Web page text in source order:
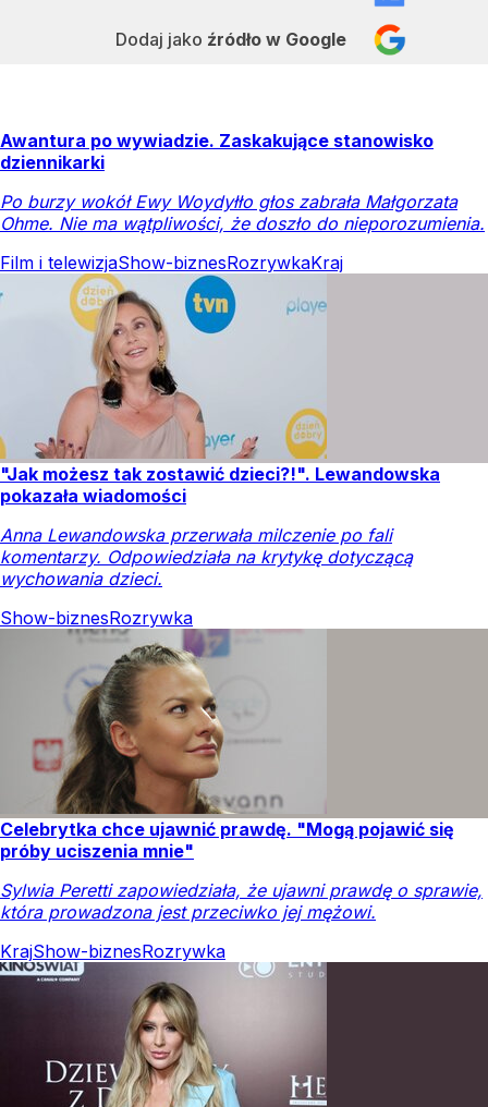
Dodaj jako źródło w Google
Awantura po wywiadzie. Zaskakujące stanowisko
dziennikarki
Po burzy wokół Ewy Woydyłło głos zabrała Małgorzata
Ohme. Nie ma wątpliwości, że doszło do nieporozumienia.
Film i telewizjaShow-biznesRozrywkaKraj
"Jak możesz tak zostawić dzieci?!". Lewandowska
pokazała wiadomości
Anna Lewandowska przerwała milczenie po fali
komentarzy. Odpowiedziała na krytykę dotyczącą
wychowania dzieci.
Show-biznesRozrywka
Celebrytka chce ujawnić prawdę. "Mogą pojawić się
próby uciszenia mnie"
Sylwia Peretti zapowiedziała, że ujawni prawdę o sprawie,
która prowadzona jest przeciwko jej mężowi.
KrajShow-biznesRozrywka